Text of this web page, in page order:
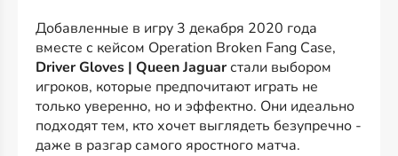
Добавленные в игру 3 декабря 2020 года
вместе с кейсом Operation Broken Fang Case,
Driver Gloves | Queen Jaguarстали выбором
игроков, которые предпочитают играть не
только уверенно, но и эффектно. Они идеально
подходят тем, кто хочет выглядеть безупречно -
даже в разгар самого яростного матча.